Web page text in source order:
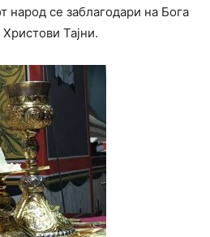
народ се заблагодари на Бога
Тајни.